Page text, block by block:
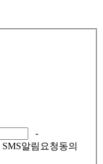
-
SMS알림요청동의